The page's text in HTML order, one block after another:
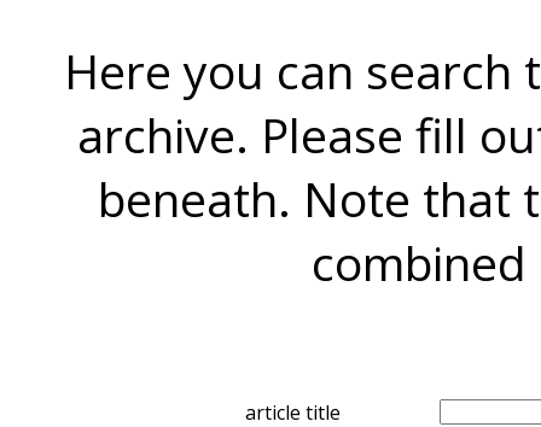
Here you can search
archive. Please fill
beneath. Note that
combined
article title